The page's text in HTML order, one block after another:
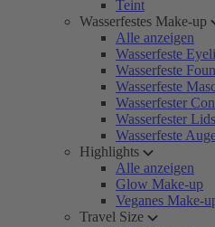
Teint
Wasserfestes Make-up
Alle anzeigen
Wasserfeste
Wasserfeste
Wasserfeste
Wasserfester
Wasserfester
Wasserfeste
Highlights
Alle anzeigen
Glow Make-up
Veganes Make-
Travel Size